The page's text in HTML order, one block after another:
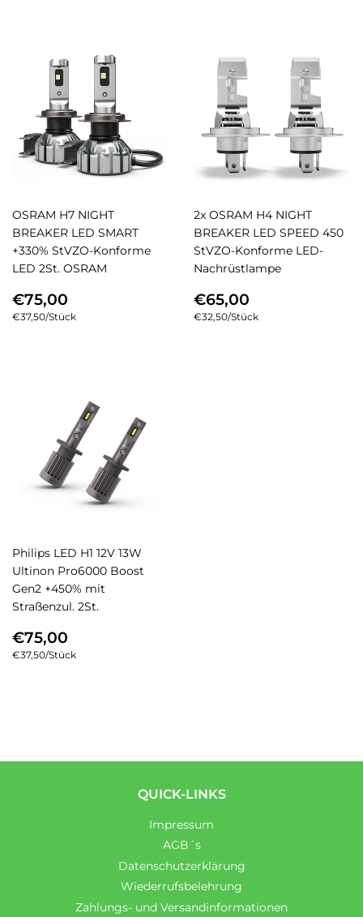
OSRAM H7 NIGHT
BREAKER LED SMART
+330% StVZO-Konforme
LED 2St. OSRAM
NORMALER
PREIS
€75,00
Einzelpreis
€37,50/pro
Stück
2x OSRAM H4 NIGHT
BREAKER LED SPEED 450
StVZO-Konforme LED-
Nachrüstlampe
NORMALER
PREIS
€65,00
Einzelpreis
€32,50/pro
Stück
Philips LED H1 12V 13W
Ultinon Pro6000 Boost
Gen2 +450% mit
Straßenzul. 2St.
NORMALER
PREIS
€75,00
Einzelpreis
€37,50/pro
Stück
QUICK-LINKS
Impressum
AGB´s
Datenschutzerklärung
Wiederrufsbelehrung
Zahlungs- und Versandinformationen